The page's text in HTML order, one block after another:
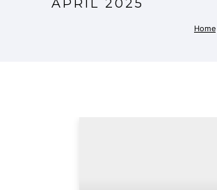
APRIL 2025
Home